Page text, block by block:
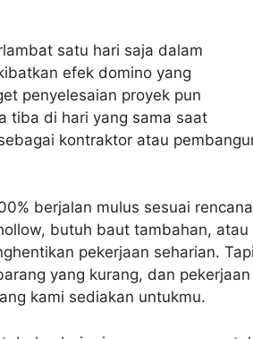
satu hari saja dalam
efek domino yang
penyelesaian proyek pun
tiba di hari yang sama saat
kontraktor atau
berjalan mulus sesuai rencana
butuh baut tambahan, atau
pekerjaan seharian.
yang kurang, dan pekerjaan
kami sediakan untukmu.